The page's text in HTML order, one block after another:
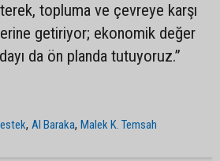
topluma ve çevreye karşı
getiriyor; ekonomik değer
da ön planda tutuyoruz.”
,Al Baraka,Malek K. Temsah